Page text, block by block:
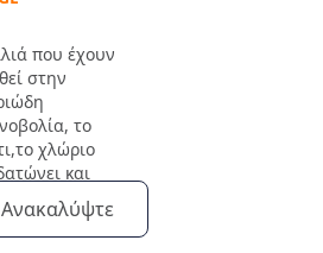
που έχουν
στην
το
χλώριο
και
τα
Ανακαλύψτε